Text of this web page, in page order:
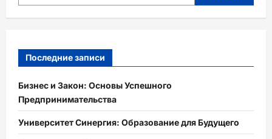
Последние записи
Бизнес и Закон: Основы Успешного
Предпринимательства
Университет Синергия: Образование для Будущего